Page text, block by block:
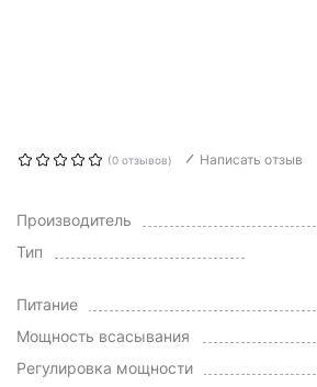
(0 отзывов) Написать отзыв
Производитель
Тип
Питание
Мощность всасывания
Регулировка мощности